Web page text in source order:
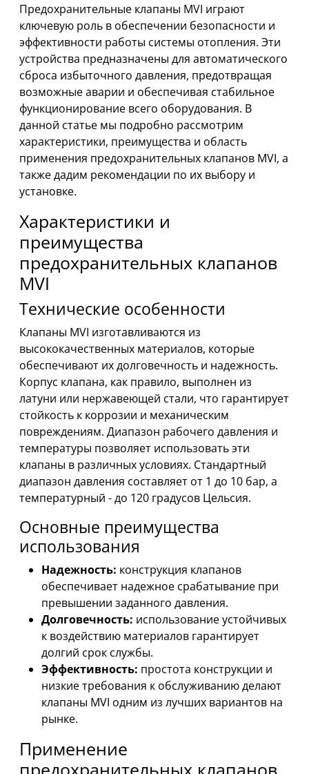
Предохранительные клапаны MVI играют
ключевую роль в обеспечении безопасности и
эффективности работы системы отопления. Эти
устройства предназначены для автоматического
сброса избыточного давления, предотвращая
возможные аварии и обеспечивая стабильное
функционирование всего оборудования. В
данной статье мы подробно рассмотрим
характеристики, преимущества и область
применения предохранительных клапанов MVI, а
также дадим рекомендации по их выбору и
установке.
Характеристики и
преимущества
предохранительных клапанов
MVI
Технические особенности
Клапаны MVI изготавливаются из
высококачественных материалов, которые
обеспечивают их долговечность и надежность.
Корпус клапана, как правило, выполнен из
латуни или нержавеющей стали, что гарантирует
стойкость к коррозии и механическим
повреждениям. Диапазон рабочего давления и
температуры позволяет использовать эти
клапаны в различных условиях. Стандартный
диапазон давления составляет от 1 до 10 бар, а
температурный - до 120 градусов Цельсия.
Основные преимущества
использования
Надежность: конструкция клапанов
обеспечивает надежное срабатывание при
превышении заданного давления.
Долговечность: использование устойчивых
к воздействию материалов гарантирует
долгий срок службы.
Эффективность: простота конструкции и
низкие требования к обслуживанию делают
клапаны MVI одним из лучших вариантов на
рынке.
Применение
предохранительных клапанов